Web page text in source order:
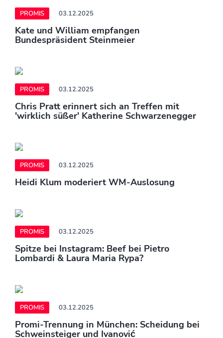
PROMIS 03.12.2025
Kate und William empfangen
Bundespräsident Steinmeier
PROMIS 03.12.2025
Chris Pratt erinnert sich an Treffen mit
'wirklich süßer' Katherine Schwarzenegger
PROMIS 03.12.2025
Heidi Klum moderiert WM-Auslosung
PROMIS 03.12.2025
Spitze bei Instagram: Beef bei Pietro
Lombardi & Laura Maria Rypa?
PROMIS 03.12.2025
Promi-Trennung in München: Scheidung bei
Schweinsteiger und Ivanović